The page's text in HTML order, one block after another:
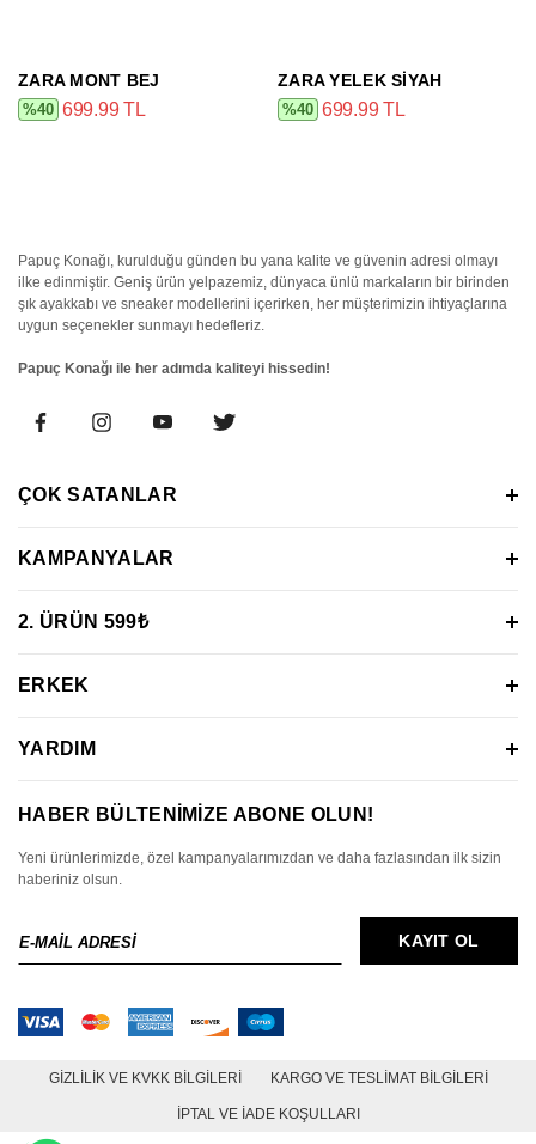
ZARA MONT BEJ
%40 699.99 TL
ZARA YELEK SIYAH
%40 699.99 TL
Papuç Konağı, kurulduğu günden bu yana kalite ve güvenin adresi olmayı
ilke edinmiştir. Geniş ürün yelpazemiz, dünyaca ünlü markaların bir birinden
şık ayakkabı ve sneaker modellerini içerirken, her müşterimizin ihtiyaçlarına
uygun seçenekler sunmayı hedefleriz.
Papuç Konağı ile her adımda kaliteyi hissedin!
ÇOK SATANLAR
KAMPANYALAR
2. ÜRÜN 599₺
ERKEK
YARDIM
HABER BÜLTENİMİZE ABONE OLUN!
Yeni ürünlerimizde, özel kampanyalarımızdan ve daha fazlasından ilk sizin
haberiniz olsun.
MAİL
KAYIT OL
GIZLILIK VE KVKK BILGILERI KARGO VE TESLIMAT BILGILERI
İPTAL VE İADE KOŞULLARI